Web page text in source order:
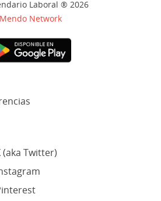
Laboral ® 2026
Mendo Network
(aka Twitter)